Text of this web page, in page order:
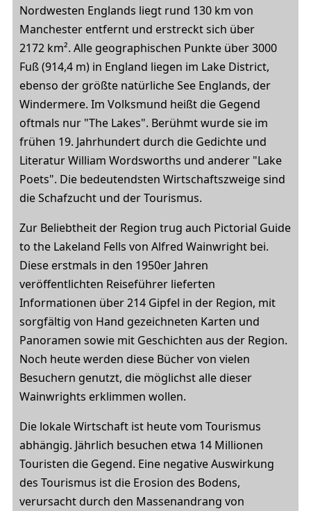
Nordwesten Englands liegt rund 130 km von
Manchester entfernt und erstreckt sich über
2172 km². Alle geographischen Punkte über 3000
Fuß (914,4 m) in England liegen im Lake District,
ebenso der größte natürliche See Englands, der
Windermere. Im Volksmund heißt die Gegend
oftmals nur "The Lakes". Berühmt wurde sie im
frühen 19. Jahrhundert durch die Gedichte und
Literatur William Wordsworths und anderer "Lake
Poets". Die bedeutendsten Wirtschaftszweige sind
die Schafzucht und der Tourismus.
Zur Beliebtheit der Region trug auch Pictorial Guide
to the Lakeland Fells von Alfred Wainwright bei.
Diese erstmals in den 1950er Jahren
veröffentlichten Reiseführer lieferten
Informationen über 214 Gipfel in der Region, mit
sorgfältig von Hand gezeichneten Karten und
Panoramen sowie mit Geschichten aus der Region.
Noch heute werden diese Bücher von vielen
Besuchern genutzt, die möglichst alle dieser
Wainwrights erklimmen wollen.
Die lokale Wirtschaft ist heute vom Tourismus
abhängig. Jährlich besuchen etwa 14 Millionen
Touristen die Gegend. Eine negative Auswirkung
des Tourismus ist die Erosion des Bodens,
verursacht durch den Massenandrang von